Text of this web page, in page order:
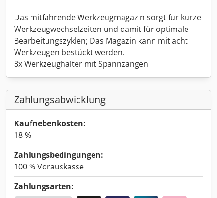
Das mitfahrende Werkzeugmagazin sorgt für kurze
Werkzeugwechselzeiten und damit für optimale
Bearbeitungszyklen; Das Magazin kann mit acht
Werkzeugen bestückt werden.
8x Werkzeughalter mit Spannzangen
Zahlungsabwicklung
Kaufnebenkosten:
18 %
Zahlungsbedingungen:
100 % Vorauskasse
Zahlungsarten: